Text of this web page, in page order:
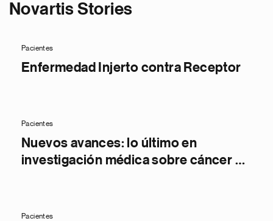
Novartis Stories
Pacientes
Enfermedad Injerto contra Receptor
Pacientes
Nuevos avances: lo último en
investigación médica sobre cáncer de
Pacientes